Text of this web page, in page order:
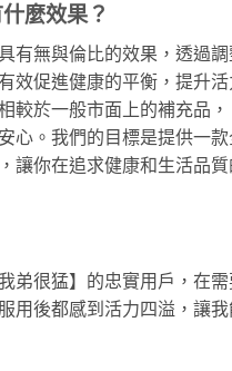
麼效果？
有無與倫比的效果，透過
效促進健康的平衡，提升活
較於一般市面上的補充品
心。我們的目標是提供一
讓你在追求健康和生活品
弟很猛】的忠實用戶，在
用後都感到活力四溢，讓